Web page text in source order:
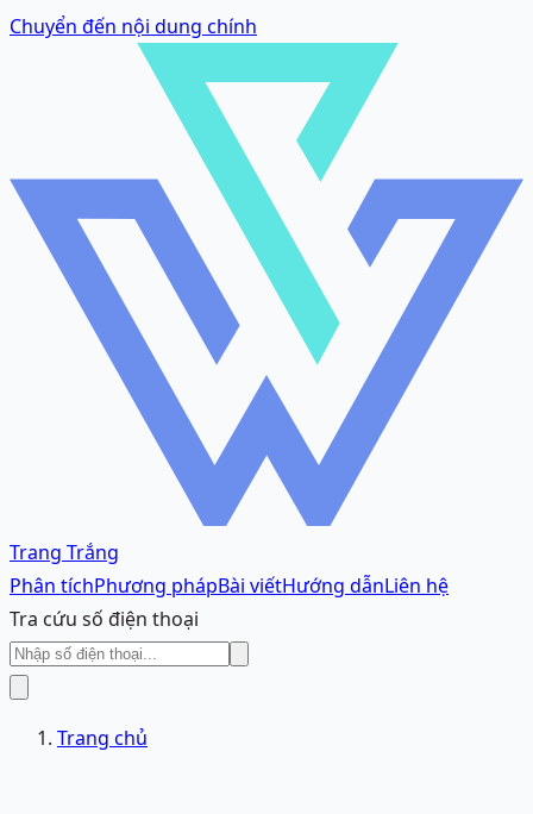
Chuyển đến nội dung chính
Trang Trắng
Phân tíchPhương phápBài viếtHướng dẫnLiên hệ
Tra cứu số điện thoại
Trang chủ